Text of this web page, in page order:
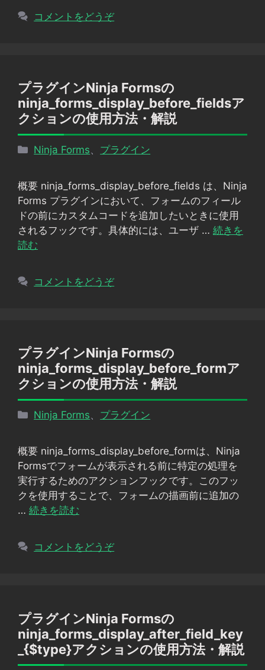
コメントをどうぞ
プラグインNinja Formsの
ninja_forms_display_before_fieldsア
クションの使用方法・解説
カ
リ
ー
Ninja Forms プラグイン
概要 ninja_forms_display_before_fields は、Ninja
Forms プラグインにおいて、フォームのフィール
ドの前にカスタムコードを追加したいときに使用
されるフックです。具体的には、ユーザ … 続きを
読む
コメントをどうぞ
プラグインNinja Formsの
ninja_forms_display_before_formア
クションの使用方法・解説
カ
リ
ー
Ninja Forms プラグイン
概要 ninja_forms_display_before_formは、Ninja
Formsでフォームが表示される前に特定の処理を
実行するためのアクションフックです。このフッ
クを使用することで、フォームの描画前に追加の
… 続きを読む
コメントをどうぞ
プラグインNinja Formsの
ninja_forms_display_after_field_key
_{$type}アクションの使用方法・解説